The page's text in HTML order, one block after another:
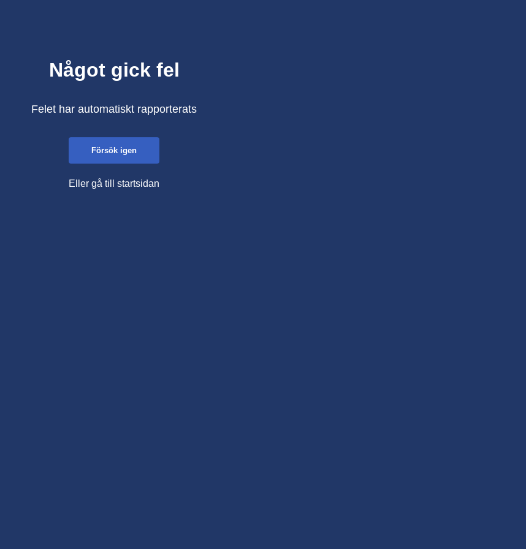
Något gick fel
Felet har automatiskt rapporterats
Försök igen
Eller gå till startsidan